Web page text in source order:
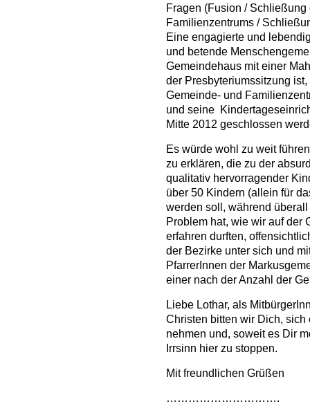
Fragen (Fusion /
Familienzentrums /
Eine engagierte und
und betende
Gemeindehaus mit einer
der Presbyteriumssitzung
Gemeinde- und
und seine
Mitte 2012 geschlossen
Es würde wohl zu weit
zu erklären, die zu der
qualitativ hervorragender
über 50 Kindern (allein für
werden soll, während
Problem hat, wie wir auf der
erfahren durften,
der Bezirke unter sich und
PfarrerInnen der
einer nach der Anzahl der
Liebe Lothar, als
Christen bitten wir Dich,
nehmen und, soweit es Dir
Irrsinn hier zu stoppen.
Mit freundlichen Grüßen
………………………….